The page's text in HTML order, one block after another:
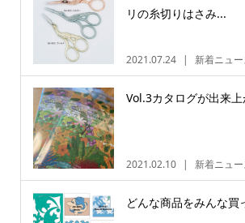
リの糸切りはさみ...
2021.07.24 新着ニュ
Vol.3カタログが出来
2021.02.10 新着ニュ
どんな商品をみんな買